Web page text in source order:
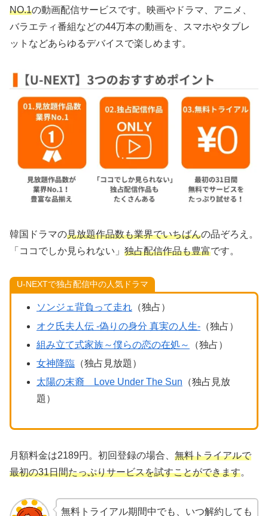
NO.1の動画配信サービスです。映画やドラマ、アニメ、
バラエティ番組などの44万本の動画を、スマホやタブレ
ットなどあらゆるデバイスで楽しめます。
韓国ドラマの見放題作品数も業界でいちばんの品ぞろえ。
「ココでしか見られない」 独占配信作品も豊富です。
U-NEXTで独占配信中の人気ドラマ
ソンジェ背負って走れ（独占）
オク氏夫人伝 -偽りの身分 真実の人生-（独占）
組み立て式家族～僕らの恋の在処～
（独占）
女神降臨（独占見放題）
太陽の末裔 Love Under The Sun （独占見放
題）
月額料金は2189円。初回登録の場合、 無料トライアルで
最初の31日間たっぷりサービスを試すことができます。
無料トライアル期間中でも、いつ解約しても